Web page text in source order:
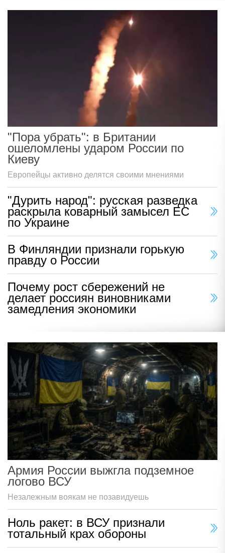
"Пора убрать": в Британии
ошеломлены ударом России по
Киеву
Европейцы активно делятся своими мнениями
"Дурить народ": русская разведка
раскрыла коварный замысел ЕС
по Украине
В Финляндии признали горькую
правду о России
Почему рост сбережений не
делает россиян виновниками
замедления экономики
Армия России выжгла подземное
логово ВСУ
Незалежным воякам не позавидуешь
Ноль ракет: в ВСУ признали
тотальный крах обороны